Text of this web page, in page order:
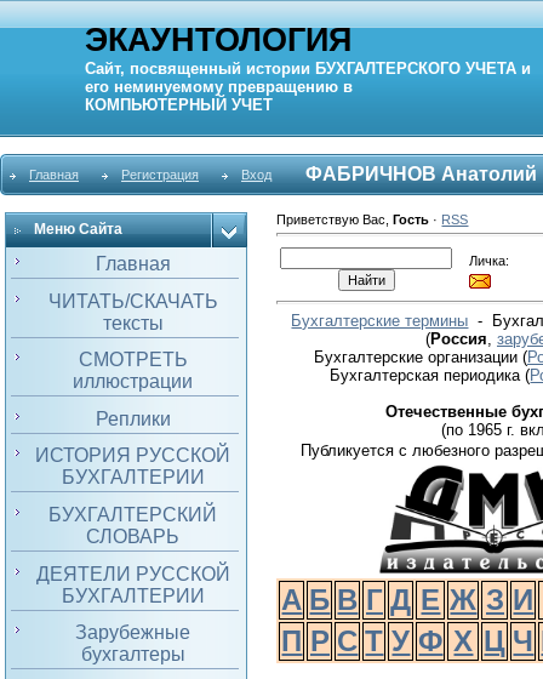
ЭКАУНТОЛОГИЯ
Сайт, посвященный истории БУХГАЛТЕРСКОГО УЧЕТА и
его неминуемому превращению в
КОМПЬЮТЕРНЫЙ УЧЕТ
Главная Регистрация Вход ФАБРИЧНОВ Анатолий
Меню Сайта
Главная
ЧИТАТЬ/СКАЧАТЬ
тексты
СМОТРЕТЬ
иллюстрации
Реплики
ИСТОРИЯ РУССКОЙ
БУХГАЛТЕРИИ
БУХГАЛТЕРСКИЙ
СЛОВАРЬ
ДЕЯТЕЛИ РУССКОЙ
БУХГАЛТЕРИИ
Зарубежные
бухгалтеры
Приветствую Вас ,Гость · RSS
Личка:
Бухгалтерские термины -
(Россия
Бухгалтерские организации (
Бухгалтерская периодика(
Отечественные
(по 1965 г.
Публикуется с любезного
А Б В Г Д Е Ж З И
П Р С Т У Ф Х Ц Ч